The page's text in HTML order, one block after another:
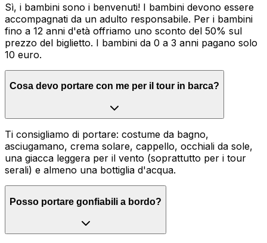
Sì, i bambini sono i benvenuti! I bambini devono essere
accompagnati da un adulto responsabile. Per i bambini
fino a 12 anni d'età offriamo uno sconto del 50% sul
prezzo del biglietto. I bambini da 0 a 3 anni pagano solo
10 euro.
Cosa devo portare con me per il tour in barca?
Ti consigliamo di portare: costume da bagno,
asciugamano, crema solare, cappello, occhiali da sole,
una giacca leggera per il vento (soprattutto per i tour
serali) e almeno una bottiglia d'acqua.
Posso portare gonfiabili a bordo?